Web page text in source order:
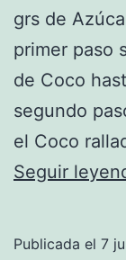
grs de
primer paso
de Coco
segundo
el Coco
Seguir
Publicada el 7